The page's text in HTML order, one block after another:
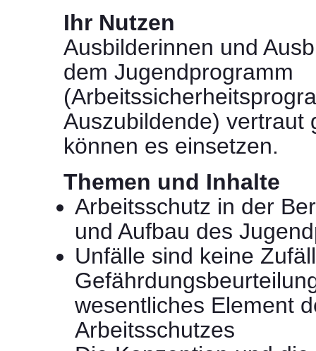
Ihr Nutzen
Ausbilderinnen und
dem Jugendprogramm
Auszubildende) vertraut
können es einsetzen.
Themen und Inhalte
Arbeitsschutz in der
und Aufbau des
Unfälle sind keine
wesentliches Element
Arbeitsschutzes